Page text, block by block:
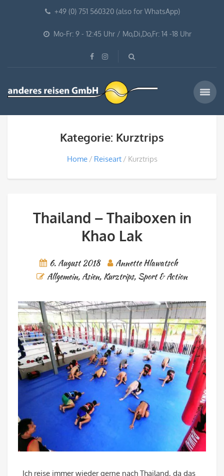
+49 (0) 751 560320 (also for WhatsApp)
Mo-Fr: 9 - 12:45 Uhr / Mo,Di,Do,Fr: 14 -18 Uhr
Kategorie: Kurztrips
Home Reiseart Kurztrips
Thailand – Thaiboxen in
Khao Lak
6. August 2018
Annette Hlawatsch
Allgemein, Asien, Kurztrips, Sport & Action
Ich reise immer wieder gerne nach Thailand, da das